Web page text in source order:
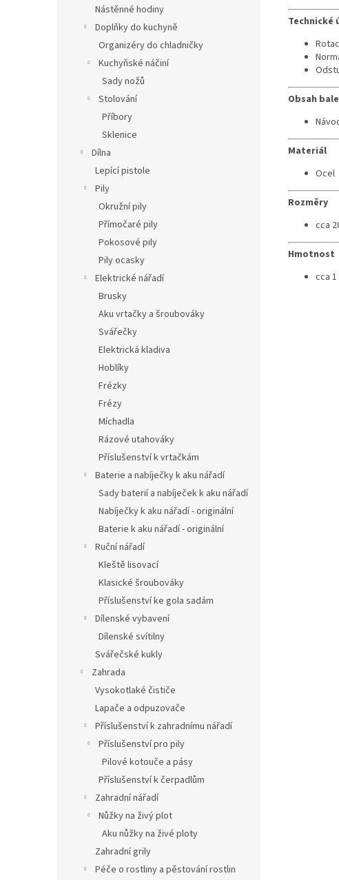
Nástěnné hodiny
Doplňky do kuchyně
Organizéry do chladničky
Kuchyňské náčiní
Sady nožů
Stolování
Příbory
Sklenice
Dílna
Lepící pistole
Pily
Okružní pily
Přímočaré pily
Pokosové pily
Pily ocasky
Elektrické nářadí
Brusky
Aku vrtačky a šroubováky
Svářečky
Elektrická kladiva
Hoblíky
Frézky
Frézy
Míchadla
Rázové utahováky
Příslušenství k vrtačkám
Baterie a nabíječky k aku nářadí
Sady baterií a nabíječek k aku nářadí
Nabíječky k aku nářadí - originální
Baterie k aku nářadí - originální
Ruční nářadí
Kleště lisovací
Klasické šroubováky
Příslušenství ke gola sadám
Dílenské vybavení
Dílenské svítilny
Svářečské kukly
Zahrada
Vysokotlaké čističe
Lapače a odpuzovače
Příslušenství k zahradnímu nářadí
Příslušenství pro pily
Pilové kotouče a pásy
Příslušenství k čerpadlům
Zahradní nářadí
Nůžky na živý plot
Aku nůžky na živé ploty
Zahradní grily
Péče o rostliny a pěstování rostlin
Technické
Obsah
Materiál
Ocel
Rozměry
cca
Hmotnost
cca